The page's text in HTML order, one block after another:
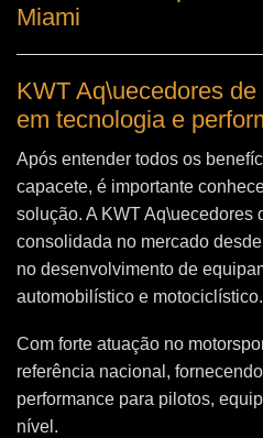
Miami
KWT Aq\uecedores
em tecnologia e
Após entender todos os
capacete, é importante
solução. A KWT Aq\uecedores
consolidada no mercado
no desenvolvimento de
automobilístico e motociclístico.
Com forte atuação no
referência nacional,
performance para pilotos,
nível.